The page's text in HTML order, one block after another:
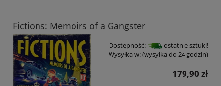
Fictions: Memoirs of a Gangster
Dostępność:
ostatnie sztuki!
Wysyłka w:(wysyłka do 24 godzin)
179,90 zł